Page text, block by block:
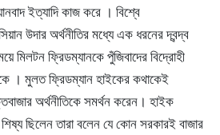
ইত্যাদি কাজ করে । বিশ্বে
উদার অর্থনীতির মধ্যে এক ধরনের দ্বন্দ্ব
মিলটন ফ্রিডম্যানকে পুঁজিবাদের বিদ্রোহী
। মুলত ফ্রিডম্যান হাইকের কথাকেই
অর্থনীতিকে সমর্থন করেন। হাইক
ছিলেন তারা বলেন যে কোন সরকারই বাজার